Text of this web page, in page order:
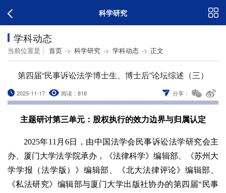
科学研究
学科动态
当前位置是： 首页 -> 科学研究 -> 学科动态 -> 正文
第四届“民事诉讼法学博士生、博士后”论坛综述（三）
2025-11-17 阅读： 818 分享：
主题研讨第三单元：股权执行的效力边界与归属认定
2025年11月6日，由中国法学会民事诉讼法学研究会主
办、厦门大学法学院承办，《法律科学》编辑部、《苏州大
学学报（法学版）》编辑部、《北大法律评论》编辑部、
《私法研究》编辑部与厦门大学出版社协办的第四届“民事